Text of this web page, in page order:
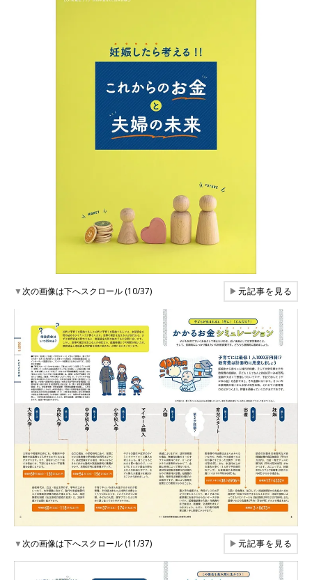
▼次の画像は下へスクロール (10/37) ▶元記事を見る
▼次の画像は下へスクロール (11/37) ▶元記事を見る